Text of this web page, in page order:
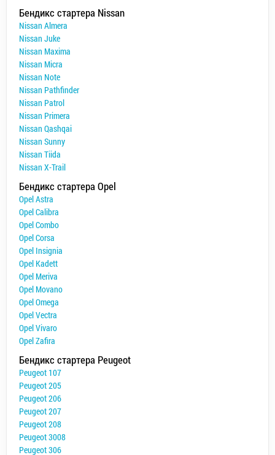
Бендикс стартера Nissan
Nissan Almera
Nissan Juke
Nissan Maxima
Nissan Micra
Nissan Note
Nissan Pathfinder
Nissan Patrol
Nissan Primera
Nissan Qashqai
Nissan Sunny
Nissan Tiida
Nissan X-Trail
Бендикс стартера Opel
Opel Astra
Opel Calibra
Opel Combo
Opel Corsa
Opel Insignia
Opel Kadett
Opel Meriva
Opel Movano
Opel Omega
Opel Vectra
Opel Vivaro
Opel Zafira
Бендикс стартера Peugeot
Peugeot 107
Peugeot 205
Peugeot 206
Peugeot 207
Peugeot 208
Peugeot 3008
Peugeot 306